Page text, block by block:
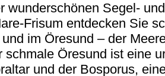
wunderschönen Segel-
Frisum entdecken Sie
im Öresund – der
schmale Öresund ist eine
und der Bosporus,